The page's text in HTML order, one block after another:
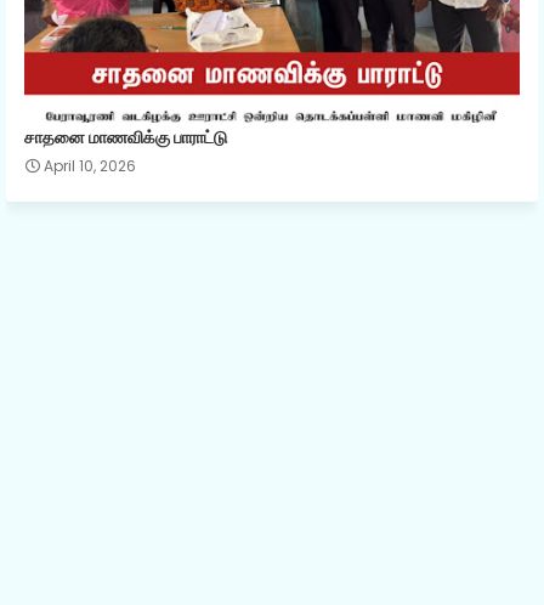
சாதனை மாணவிக்கு பாராட்டு
April 10, 2026